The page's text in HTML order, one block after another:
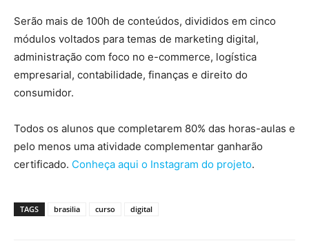
Serão mais de 100h de conteúdos, divididos em cinco
módulos voltados para temas de marketing digital,
administração com foco no e-commerce, logística
empresarial, contabilidade, finanças e direito do
consumidor.
Todos os alunos que completarem 80% das horas-aulas e
pelo menos uma atividade complementar ganharão
certificado. Conheça aqui o Instagram do projeto.
TAGS brasilia curso digital